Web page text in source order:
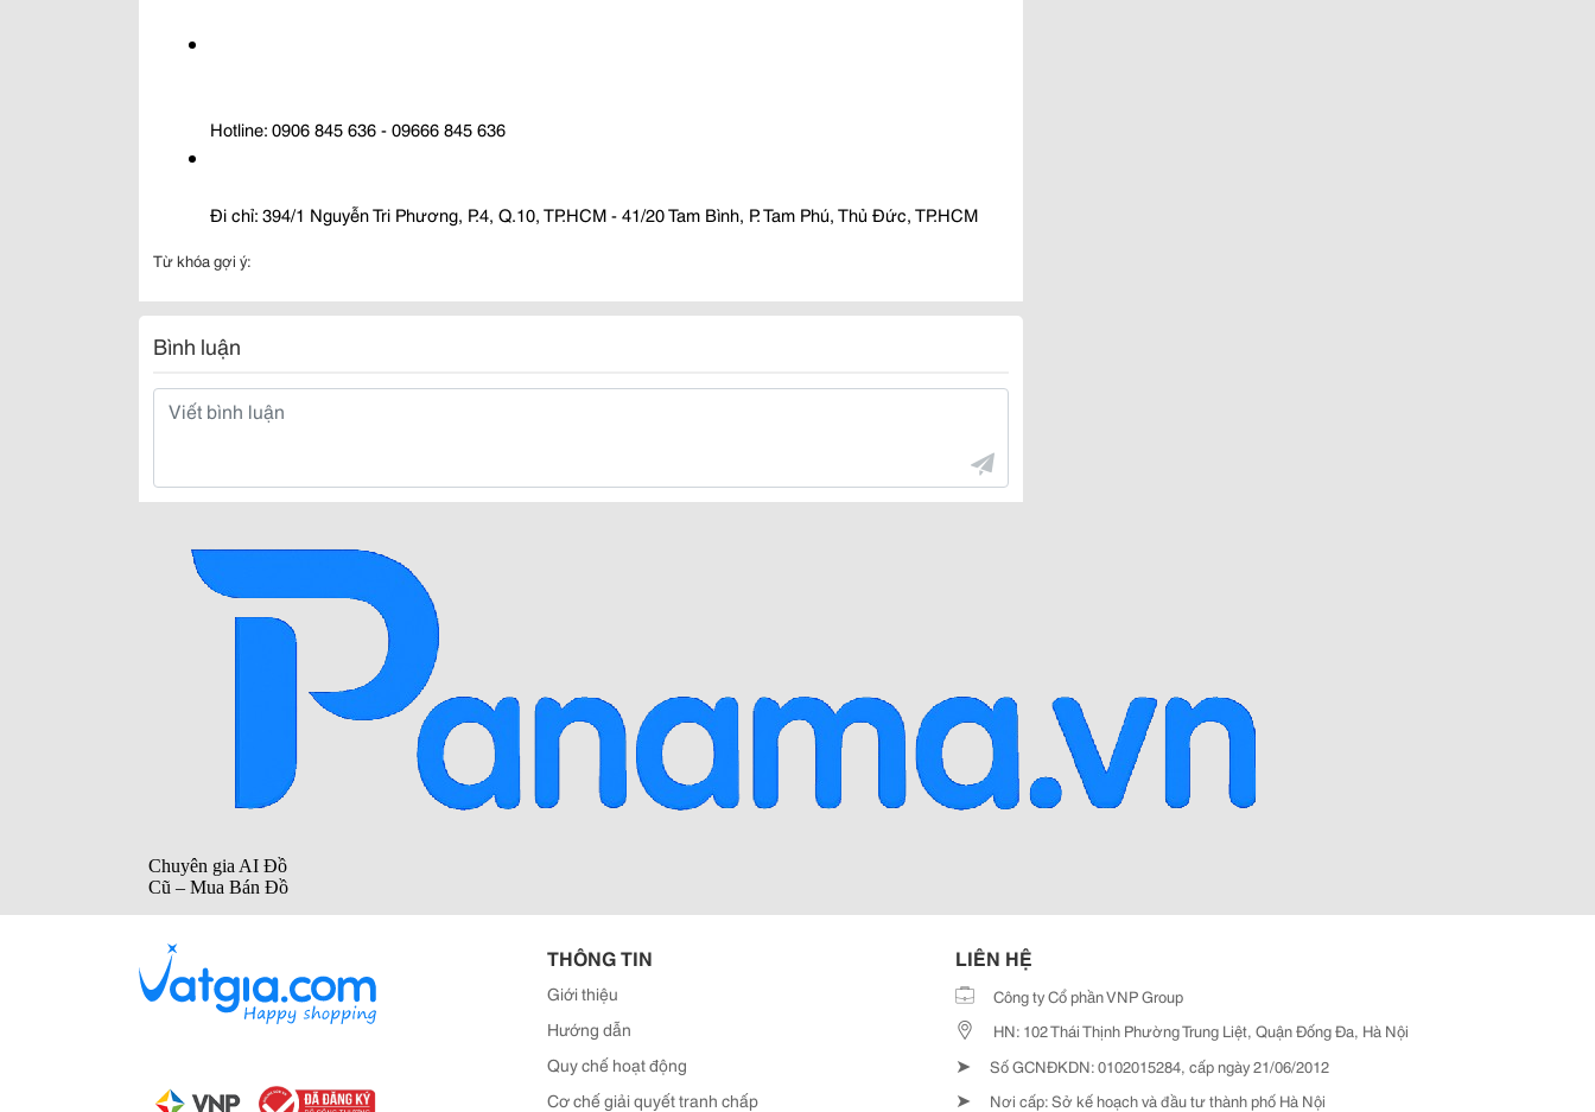
Hotline: 0906 845 636 - 09666 845 636
Đi chỉ: 394/1 Nguyễn Tri Phương, P.4, Q.10, TP.HCM - 41/20 Tam Bình, P. Tam Phú, Thủ Đức, TP.HCM
Từ khóa gợi ý:
Bình luận
THÔNG TIN
Giới thiệu
Hướng dẫn
Quy chế hoạt động
Cơ chế giải quyết tranh chấp
LIÊN HỆ
Công ty Cổ phần VNP Group
HN: 102 Thái Thịnh Phường Trung Liệt, Quận Đống Đa, Hà Nội
➤ Số GCNĐKDN: 0102015284, cấp ngày 21/06/2012
➤ Nơi cấp: Sở kế hoạch và đầu tư thành phố Hà Nội